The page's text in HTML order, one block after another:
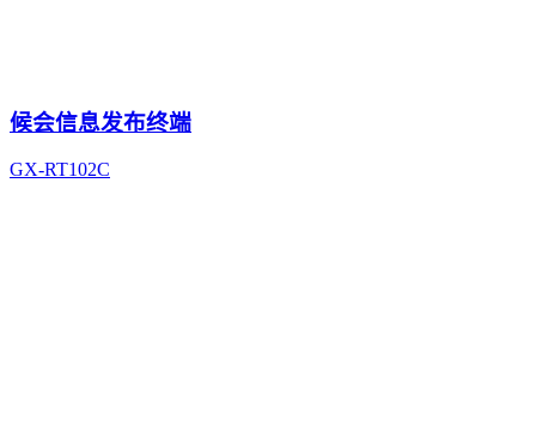
候会信息发布终端
GX-RT102C